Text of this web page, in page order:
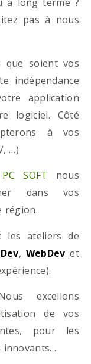
pas à nous
que soient vos
indépendance
application
logiciel. Côté
à vos
…)
PC SOFT nous
dans vos
région.
les ateliers de
, WebDev et
excellons
de vos
pour les